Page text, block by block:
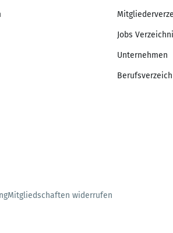
Jobs
Unternehmen
Mitgliedschaften widerrufen